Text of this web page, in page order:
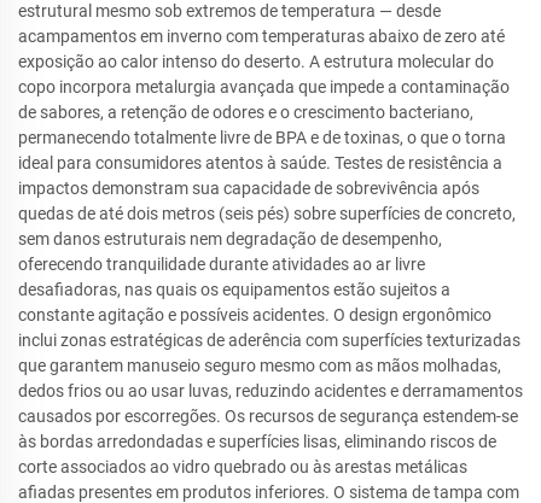
estrutural mesmo sob extremos de temperatura — desde
acampamentos em inverno com temperaturas abaixo de zero até
exposição ao calor intenso do deserto. A estrutura molecular do
copo incorpora metalurgia avançada que impede a contaminação
de sabores, a retenção de odores e o crescimento bacteriano,
permanecendo totalmente livre de BPA e de toxinas, o que o torna
ideal para consumidores atentos à saúde. Testes de resistência a
impactos demonstram sua capacidade de sobrevivência após
quedas de até dois metros (seis pés) sobre superfícies de concreto,
sem danos estruturais nem degradação de desempenho,
oferecendo tranquilidade durante atividades ao ar livre
desafiadoras, nas quais os equipamentos estão sujeitos a
constante agitação e possíveis acidentes. O design ergonômico
inclui zonas estratégicas de aderência com superfícies texturizadas
que garantem manuseio seguro mesmo com as mãos molhadas,
dedos frios ou ao usar luvas, reduzindo acidentes e derramamentos
causados por escorregões. Os recursos de segurança estendem-se
às bordas arredondadas e superfícies lisas, eliminando riscos de
corte associados ao vidro quebrado ou às arestas metálicas
afiadas presentes em produtos inferiores. O sistema de tampa com